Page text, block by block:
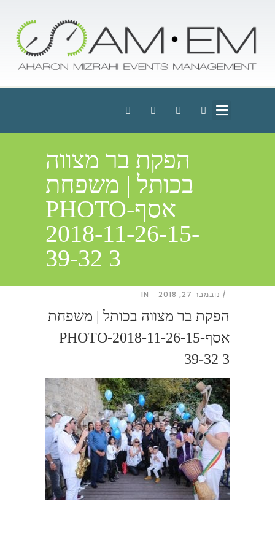
הפקת בר מצווה
בכותל | משפחת
אסףPHOTO-
2018-11-26-15-
39-32 3
נובמבר 27, 2018 IN
הפקת בר מצווה בכותל | משפחת
אסףPHOTO-2018-11-26-15-
39-32 3